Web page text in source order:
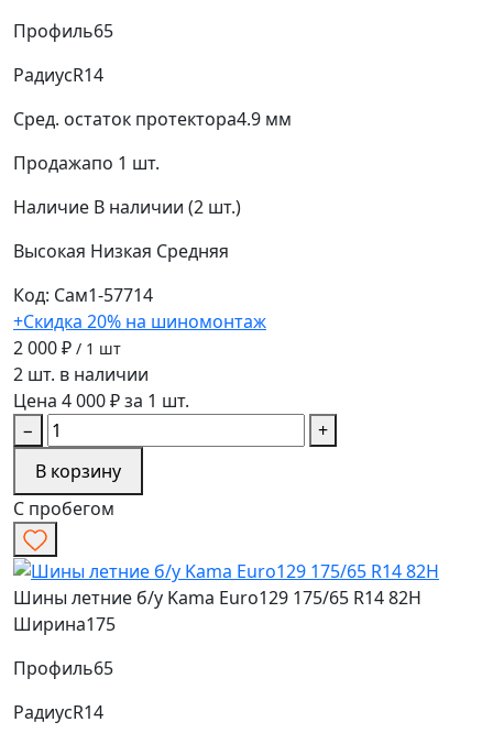
Профиль65
РадиусR14
Сред. остаток протектора4.9 мм
Продажапо 1 шт.
Наличие В наличии (2 шт.)
Высокая Низкая Средняя
Код: Сам1-57714
+Скидка 20% на шиномонтаж
2 000 ₽ / 1 шт
2 шт. в наличии
Цена 4 000 ₽ за 1 шт.
−
+
В корзину
С пробегом
Шины летние б/у Kama Euro129 175/65 R14 82H
Ширина175
Профиль65
РадиусR14